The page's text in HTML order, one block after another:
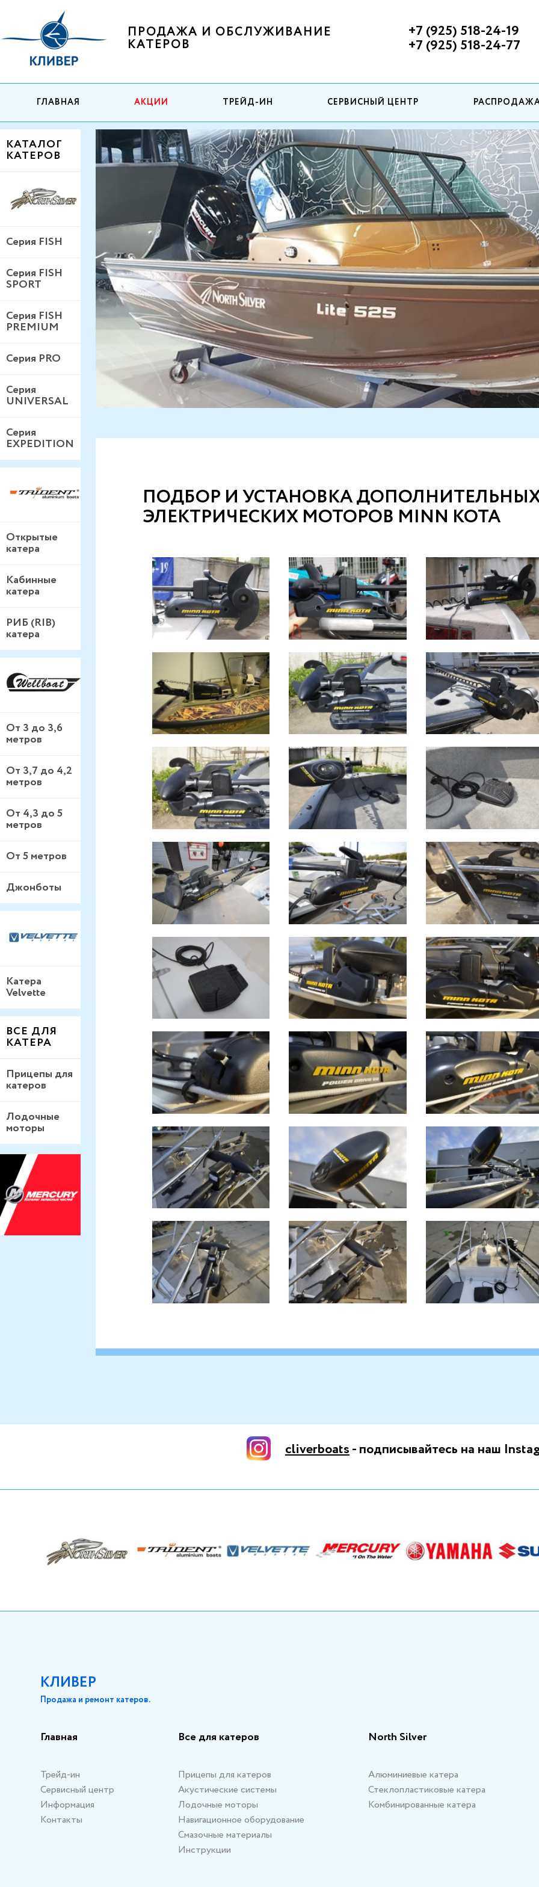
ПРОДАЖА И ОБСЛУЖИВАНИЕ
КАТЕРОВ
+7 (925) 518-24-19
+7 (925) 518-24-77
ГЛАВНАЯ АКЦИИ ТРЕЙД-ИН СЕРВИСНЫЙ ЦЕНТР
КАТАЛОГ
КАТЕРОВ
Серия FISH
Серия FISH
SPORT
Серия FISH
PREMIUM
Серия PRO
Серия
UNIVERSAL
Серия
EXPEDITION
Открытые
катера
Кабинные
катера
РИБ (RIB)
катера
От 3 до 3,6
метров
От 3,7 до 4,2
метров
От 4,3 до 5
метров
От 5 метров
Джонботы
Катера
Velvette
ВСЕ ДЛЯ
КАТЕРА
Прицепы для
катеров
Лодочные
моторы
ПОДБОР И УСТАНОВКА
ЭЛЕКТРИЧЕСКИХ МОТОРОВ MINN KOTA
cliverboats- подписывайтесь на наш
КЛИВЕР
Продажа и ремонт катеров.
Главная
Трейд-ин
Сервисный центр
Информация
Контакты
Все для катеров
Прицепы для катеров
Акустические системы
Лодочные моторы
Навигационное оборудование
Смазочные материалы
Инструкции
North Silver
Алюминиевые катера
Стеклопластиковые катера
Комбинированные катера